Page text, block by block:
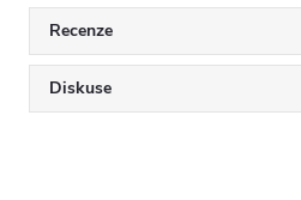
Recenze
Diskuse